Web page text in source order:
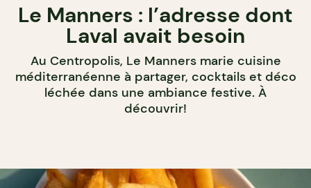
Le Manners : l’adresse dont
Laval avait besoin
Au Centropolis, Le Manners marie cuisine
méditerranéenne à partager, cocktails et déco
léchée dans une ambiance festive. À
découvrir!